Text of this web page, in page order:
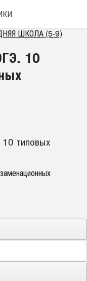
ШКОЛА (5-9)
10
типовых